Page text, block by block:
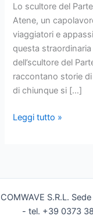
Lo scultore del
Atene, un
viaggiatori e
questa
dell’scultore del
raccontano storie
di chiunque si […]
Lo
frontoni
Leggi tutto »
COMWAVE S.R.L.
- tel. +39 0373